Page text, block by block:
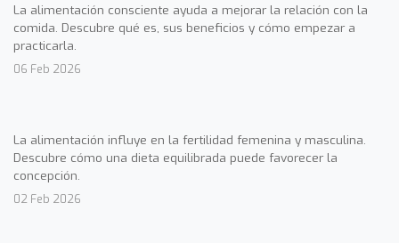
La alimentación consciente ayuda a mejorar la relación con la
comida. Descubre qué es, sus beneficios y cómo empezar a
practicarla.
06 Feb 2026
La alimentación influye en la fertilidad femenina y masculina.
Descubre cómo una dieta equilibrada puede favorecer la
concepción.
02 Feb 2026